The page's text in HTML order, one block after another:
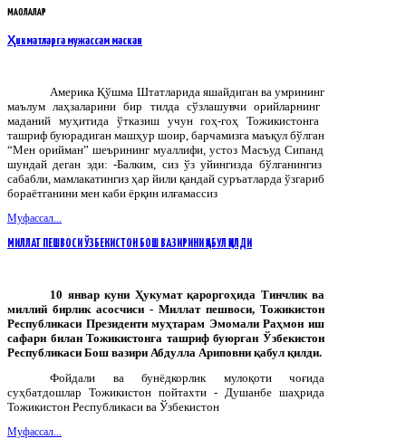
МАҚОЛАЛАР
Ҳикматларга мужассам маскан
Америка Қўшма Штатларида яшайдиган ва умрининг
маълум лаҳзаларини бир тилда сўзлашувчи орийларнинг
маданий муҳитида ўтказиш учун гоҳ-гоҳ
Тожикистонга
ташриф буюрадиган машҳур шоир барчамизга маъқул бўлган
“Мен орийман” шеърининг муаллифи устоз Масъуд Сипанд
шундай деган эди: -Балким сиз ўз уйингизда бўлганингиз
сабабли мамлакатингиз ҳар йили қандай суръатларда ўзгариб
бораётганини мен каби ёрқин илғамассиз
Муфассал...
МИЛЛАТ ПЕШВОСИ ЎЗБЕКИСТОН БОШ ВАЗИРИНИ ҚАБУЛ ҚИЛДИ
10 январ куни Ҳукумат қароргоҳида Тинчлик ва
миллий бирлик асосчиси - Миллат пешвоси, Тожикистон
Республикаси Президенти муҳтарам Эмомали Раҳмон иш
сафари билан Тожикистонга ташриф буюрган Ўзбекистон
Республикаси Бош вазири Абдулла Ариповни қабул қилди.
Фойдали ва бунёдкорлик мулоқоти чоғида
суҳбатдошлар Тожикистон пойтахти - Душанбе шаҳрида
Тожикистон Республикаси ва Ўзбекистон
Муфассал...